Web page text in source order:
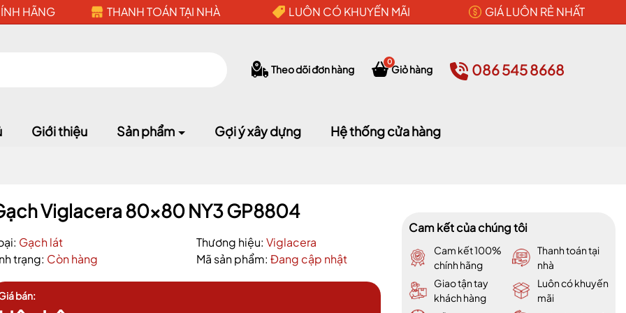
HÃNG THANH TOÁN TẠI NHÀ LUÔN CÓ KHUYẾN MÃI GIÁ LUÔN RẺ NHẤT
Theo dõi đơn hàng Giỏ hàng
0 086 545 8668
Giới thiệu Sản phẩm Gợi ý xây dựng Hệ thống cửa hàng
Viglacera 80x80 NY3 GP8804
Gạch lát Thương hiệu: Viglacera
trạng: Còn hàng Mã sản phẩm: Đang cập nhật
bán:
Cam kết của chúng tôi
Cam kết 100%
chính hãng
Thanh toán tại
nhà
Giao tận tay
khách hàng
Luôn có khuyến
mãi
Mã giảm giá:
Ngày hết hạn: